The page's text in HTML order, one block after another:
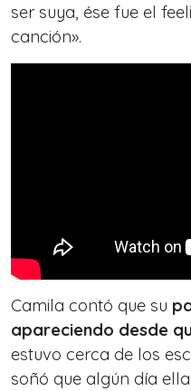
ser suya, ése fue el
canción».
Camila contó que su
apareciendo desde
estuvo cerca de los
soñó que algún día